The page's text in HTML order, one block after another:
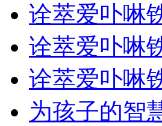
诠萃爱卟啉
诠萃爱卟啉
诠萃爱卟啉
为孩子的智